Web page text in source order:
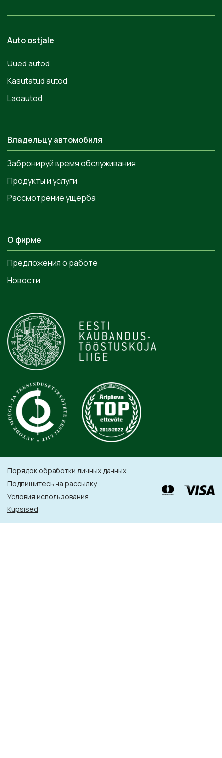
Auto ostjale
Uued autod
Kasutatud autod
Laoautod
Владельцу автомобиля
Забронируй время обслуживания
Продукты и услуги
Рассмотрение ущерба
О фирме
Предложения о работе
Новости
Порядок обработки личных данных
Подпишитесь на рассылку
Условия использования
Küpsised